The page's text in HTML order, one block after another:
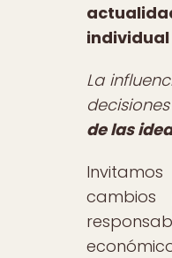
La
de las